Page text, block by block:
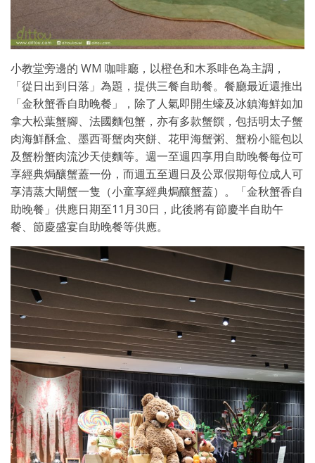
小教堂旁邊的 WM 咖啡廳，以橙色和木系啡色為主調，
「從日出到日落」為題，提供三餐自助餐。餐廳最近還推出
「金秋蟹香自助晚餐」，除了人氣即開生蠔及冰鎮海鮮如加
拿大松葉蟹腳、法國麵包蟹，亦有多款蟹饌，包括明太子蟹
肉海鮮酥盒、墨西哥蟹肉夾餅、花甲海蟹粥、蟹粉小籠包以
及蟹粉蟹肉流沙天使麵等。週一至週四享用自助晚餐每位可
享經典焗釀蟹蓋一份，而週五至週日及公眾假期每位成人可
享清蒸大閘蟹一隻（小童享經典焗釀蟹蓋）。「金秋蟹香自
助晚餐」供應日期至11月30日，此後將有節慶半自助午
餐、節慶盛宴自助晚餐等供應。